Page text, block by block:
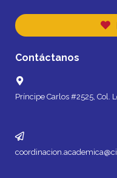
Contáctanos
Príncipe Carlos #2525, Col.